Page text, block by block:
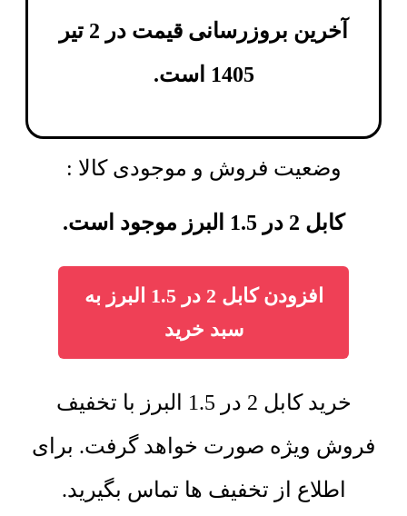
آخرین بروزرسانی قیمت در 2 تیر
1405 است.
وضعیت فروش و موجودی کالا :
کابل 2 در 1.5 البرز موجود است.
افزودن کابل 2 در 1.5 البرز به
سبد خرید
خرید کابل 2 در 1.5 البرز با تخفیف
فروش ویژه صورت خواهد گرفت. برای
اطلاع از تخفیف ها تماس بگیرید.